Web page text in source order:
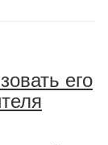
его